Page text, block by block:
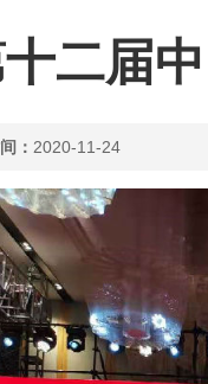
二届
： 2020-11-24